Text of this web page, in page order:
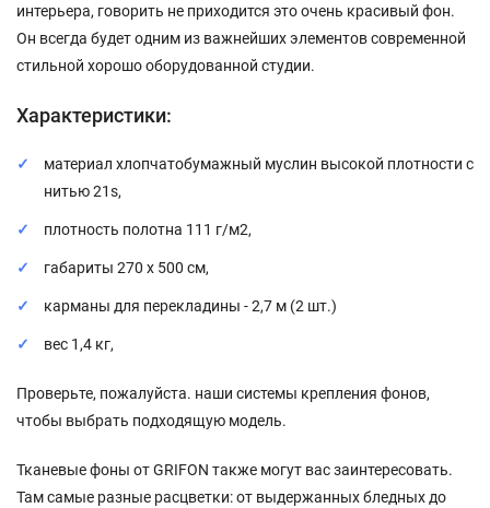
интерьера, говорить не приходится это очень красивый фон.
Он всегда будет одним из важнейших элементов современной
стильной хорошо оборудованной студии.
Характеристики:
материал хлопчатобумажный муслин высокой плотности с
нитью 21s,
плотность полотна 111 г/м2,
габариты 270 х 500 cм,
карманы для перекладины - 2,7 м (2 шт.)
вес 1,4 кг,
Проверьте, пожалуйста. наши системы крепления фонов,
чтобы выбрать подходящую модель.
Тканевые фоны от GRIFON также могут вас заинтересовать.
Там самые разные расцветки: от выдержанных бледных до